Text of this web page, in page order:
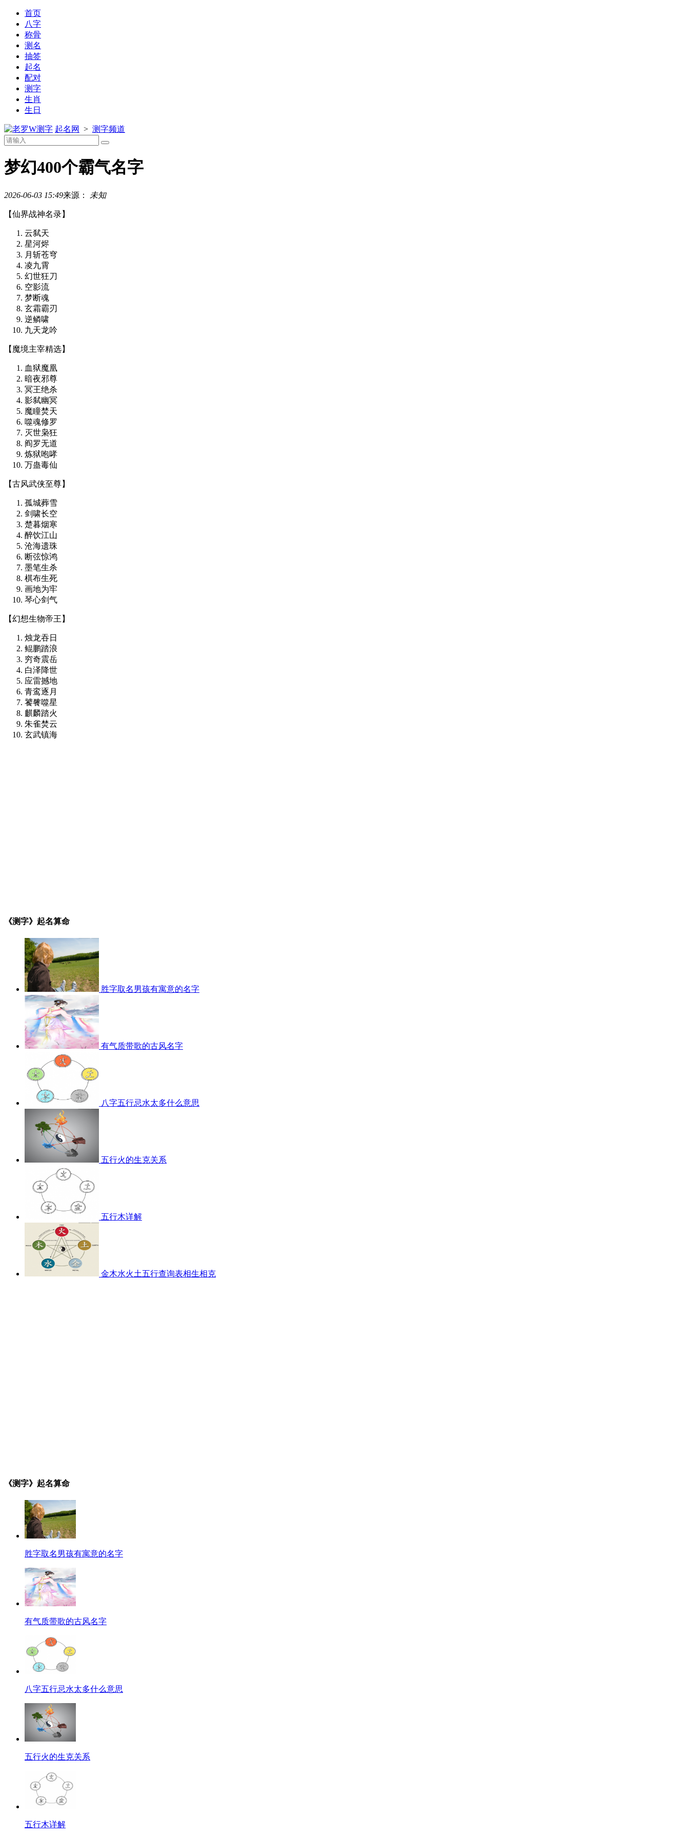
首页
八字
称骨
测名
抽签
起名
配对
测字
生肖
生日
测字 起名网 > 测字频道
梦幻400个霸气名字
2026-06-03 15:49来源： 未知
【仙界战神名录】
云弑天
星河烬
月斩苍穹
凌九霄
幻世狂刀
空影流
梦断魂
玄霜霸刃
逆鳞啸
九天龙吟
【魔境主宰精选】
血狱魔凰
暗夜邪尊
冥王绝杀
影弑幽冥
魔瞳焚天
噬魂修罗
灭世枭狂
阎罗无道
炼狱咆哮
万蛊毒仙
【古风武侠至尊】
孤城葬雪
剑啸长空
楚暮烟寒
醉饮江山
沧海遗珠
断弦惊鸿
墨笔生杀
棋布生死
画地为牢
琴心剑气
【幻想生物帝王】
烛龙吞日
鲲鹏踏浪
穷奇震岳
白泽降世
应雷撼地
青鸾逐月
饕餮噬星
麒麟踏火
朱雀焚云
玄武镇海
《测字》起名算命
胜字取名男孩有寓意的名字
有气质带歌的古风名字
八字五行忌水太多什么意思
五行火的生克关系
五行木详解
金木水火土五行查询表相生相克
《测字》起名算命
胜字取名男孩有寓意的名字
有气质带歌的古风名字
八字五行忌水太多什么意思
五行火的生克关系
五行木详解